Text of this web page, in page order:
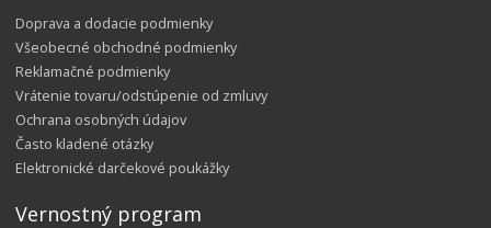
Doprava a dodacie podmienky
Všeobecné obchodné podmienky
Reklamačné podmienky
Vrátenie tovaru/odstúpenie od zmluvy
Ochrana osobných údajov
Často kladené otázky
Elektronické darčekové poukážky
Vernostný program